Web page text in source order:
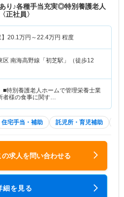
り♪各種手当充実◎特別養護老人
正社員〉
20.1万円～22.4万円 程度
区 南海高野線「初芝駅」（徒歩12
■特別養護老人ホームで管理栄養士業
者様の食事に関す…
住宅手当・補助 託児所・育児補助
の求人を問い合わせる
細を見る